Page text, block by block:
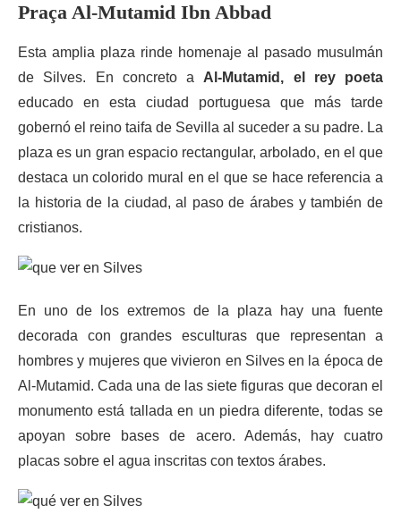
Praça Al-Mutamid Ibn Abbad
Esta amplia plaza rinde homenaje al pasado musulmán
de Silves. En concreto a Al-Mutamid, el rey poeta
educado en esta ciudad portuguesa que más tarde
gobernó el reino taifa de Sevilla al suceder a su padre. La
plaza es un gran espacio rectangular, arbolado, en el que
destaca un colorido mural en el que se hace referencia a
la historia de la ciudad, al paso de árabes y también de
cristianos.
En uno de los extremos de la plaza hay una fuente
decorada con grandes esculturas que representan a
hombres y mujeres que vivieron en Silves en la época de
Al-Mutamid. Cada una de las siete figuras que decoran el
monumento está tallada en un piedra diferente, todas se
apoyan sobre bases de acero. Además, hay cuatro
placas sobre el agua inscritas con textos árabes.